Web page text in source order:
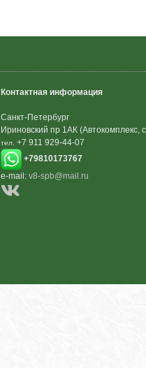
Контактная информация
Санкт-Петербург
Ириновский пр 1АК (Автокомплекс,
тел. +7 911 929-44-07
+79810173767
e-mail: v8-spb@mail.ru